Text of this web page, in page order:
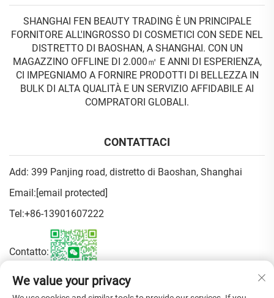
SHANGHAI FEN BEAUTY TRADING È UN PRINCIPALE
FORNITORE ALL'INGROSSO DI COSMETICI CON SEDE NEL
DISTRETTO DI BAOSHAN, A SHANGHAI. CON UN
MAGAZZINO OFFLINE DI 2.000㎡ E ANNI DI ESPERIENZA,
CI IMPEGNIAMO A FORNIRE PRODOTTI DI BELLEZZA IN
BULK DI ALTA QUALITÀ E UN SERVIZIO AFFIDABILE AI
COMPRATORI GLOBALI.
CONTATTACI
Add: 399 Panjing road, distretto di Baoshan, Shanghai
Email:[email protected]
Tel:+86-13901607222
Contatto:
Informativa sulla Privacy
We value your privacy